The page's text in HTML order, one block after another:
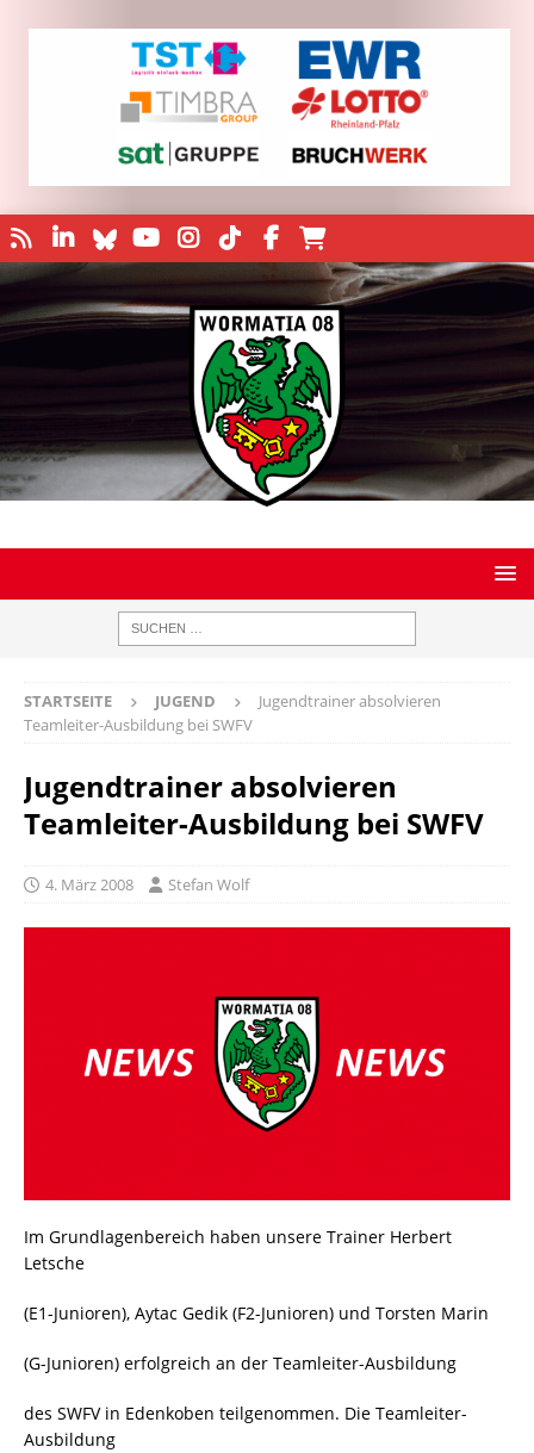
STARTSEITE JUGEND
Jugendtrainer absolvieren
Teamleiter-Ausbildung bei SWFV
Jugendtrainer absolvieren
Teamleiter-Ausbildung bei SWFV
4. März 2008 Stefan Wolf
Im Grundlagenbereich haben unsere Trainer Herbert
Letsche
(E1-Junioren), Aytac Gedik (F2-Junioren) und Torsten Marin
(G-Junioren) erfolgreich an der Teamleiter-Ausbildung
des SWFV in Edenkoben teilgenommen. Die Teamleiter-
Ausbildung